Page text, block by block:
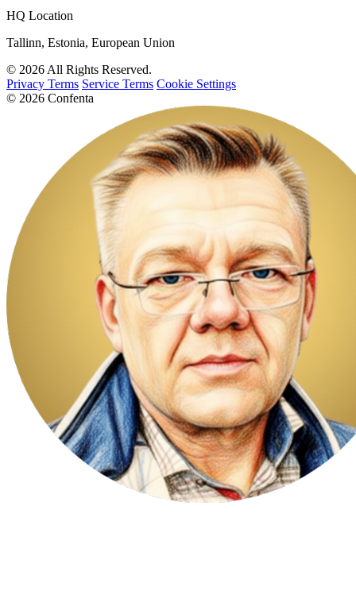
HQ Location
Tallinn, Estonia, European Union
© 2026 All Rights Reserved.
Privacy Terms Service Terms Cookie Settings
© 2026 Confenta